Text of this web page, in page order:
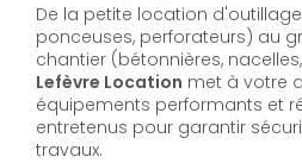
De la petite location
ponceuses, perforateurs) au
chantier (bétonnières,
Lefèvre Location met à votre
équipements performants et
entretenus pour garantir
travaux.